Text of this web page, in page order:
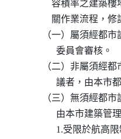
容積率之
關作業流程，
（一）屬須經
                委員會審核。
（二）非屬須
議者，由
（三）無須經
由本市
1.受限於航高